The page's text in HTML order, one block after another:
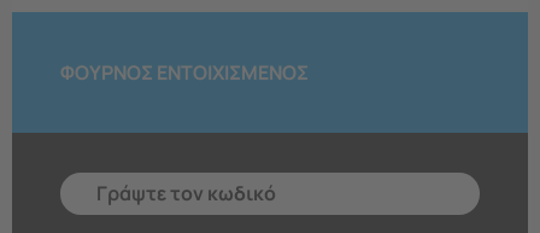
ΦΟΥΡΝΟΣ ΕΝΤΟΙΧΙΣΜΕΝΟΣ